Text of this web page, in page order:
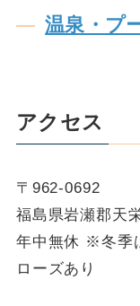
温泉・プ
アクセス
〒962-0692
福島県岩瀬郡天
年中無休 ※冬季
ローズあり